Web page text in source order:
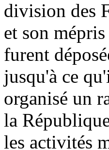
division des
et son
furent
jusqu'à ce
organisé un
la
les activités